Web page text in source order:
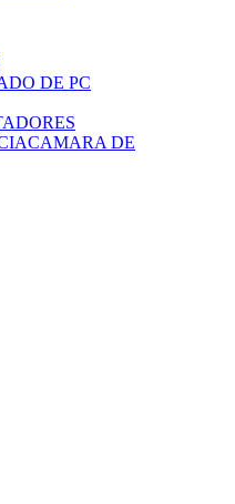
DE PC
CAMARA DE